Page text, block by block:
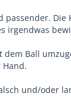
passender. Die
irgendwas
dem Ball
und/oder